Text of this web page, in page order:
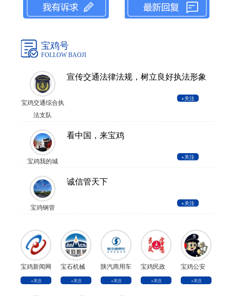
宝鸡号
FOLLOW BAOJI
宝鸡交通综合执
法支队
宣传交通法律法规，树立良好执法形象
+关注
宝鸡我的城
看中国，来宝鸡
+关注
宝鸡钢管
诚信管天下
+关注
宝鸡新闻网
+关注
宝石机械
+关注
陕汽商用车
+关注
宝鸡民政
+关注
宝鸡公安
+关注